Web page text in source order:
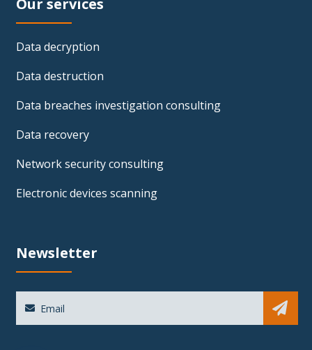
Our services
Data decryption
Data destruction
Data breaches investigation consulting
Data recovery
Network security consulting
Electronic devices scanning
Newsletter
Sub